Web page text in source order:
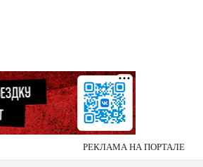
РЕКЛАМА НА ПОРТАЛЕ